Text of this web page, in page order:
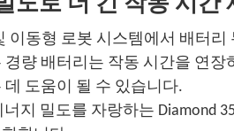
이동형 로봇 시스템에서 배터
량 배터리는 작동 시간을 연
도움이 될 수 있습니다.
너지 밀도를 자랑하는 Diamond